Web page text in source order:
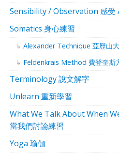
Sensibility / Observation 感受
Somatics 身心練習
Alexander Technique 亞歷山
Feldenkrais Method 費登奎斯
Terminology 說文解字
Unlearn 重新學習
What We Talk About When
當我們討論練習
Yoga 瑜伽